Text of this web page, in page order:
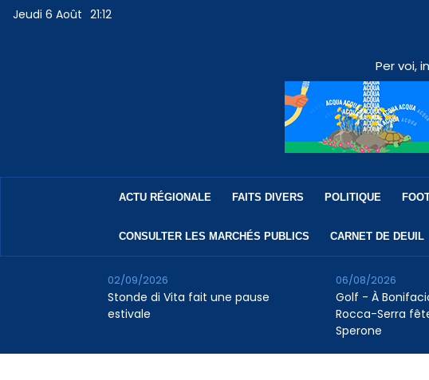
Jeudi 6 Août 21:12
Per voi,
ACTU RÉGIONALE FAITS DIVERS POLITIQUE
CONSULTER LES MARCHÉS PUBLICS CARNET DE DEUIL
Stonde di Vita fait une pause
estivale
02/09/2026
Golf - À
Rocca-Serra
Sperone
06/08/2026